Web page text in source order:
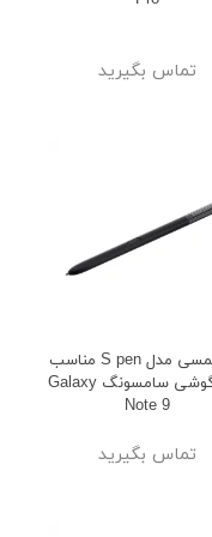
Calling Watch
5,099,000 تومان
23%
6,599,000 تومان
تماس بگیرید
قلم لمسی مدل S pen مناسب
برای گوشی سامسونگ Galaxy
Note 9
تماس بگیرید